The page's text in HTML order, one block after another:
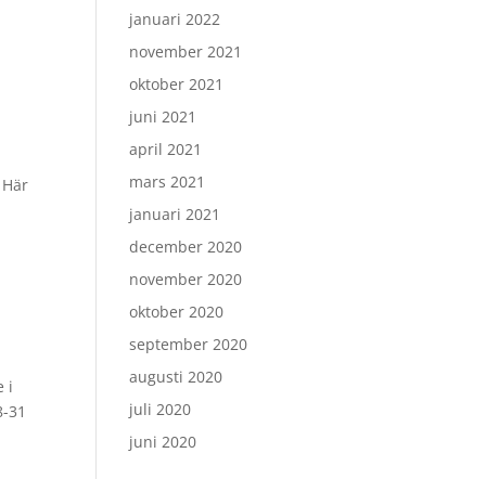
i
31
januari 2022
november 2021
oktober 2021
juni 2021
april 2021
mars 2021
januari 2021
december 2020
november 2020
oktober 2020
september 2020
augusti 2020
juli 2020
juni 2020